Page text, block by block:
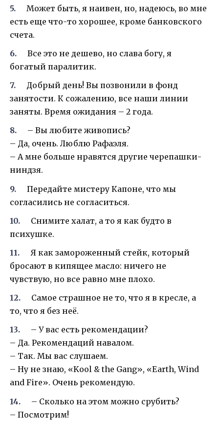
Может быть, я наивен, но, надеюсь, во мне
есть еще что-то хорошее, кроме банковского
счета.
Все это не дешево, но слава богу, я
богатый паралитик.
Добрый день! Вы позвонили в фонд
занятости. К сожалению, все наши линии
заняты. Время ожидания – 2 года.
– Вы любите живопись?
– Да, очень. Люблю Рафаэля.
– А мне больше нравятся другие черепашки-
ниндзя.
Передайте мистеру Капоне, что мы
согласились не согласиться.
Снимите халат, а то я как будто в
психушке.
Я как замороженный стейк, который
бросают в кипящее масло: ничего не
чувствую, но все равно мне плохо.
Самое страшное не то, что я в кресле, а
то, что я без неё.
– У вас есть рекомендации?
– Да. Рекомендаций навалом.
– Так. Мы вас слушаем.
– Ну не знаю, «Kool & the Gang», «Earth, Wind
and Fire». Очень рекомендую.
– Сколько на этом можно срубить?
– Посмотрим!